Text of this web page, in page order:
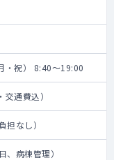
・祝） 8:40～19:00
通費込）
担なし）
、病棟管理）